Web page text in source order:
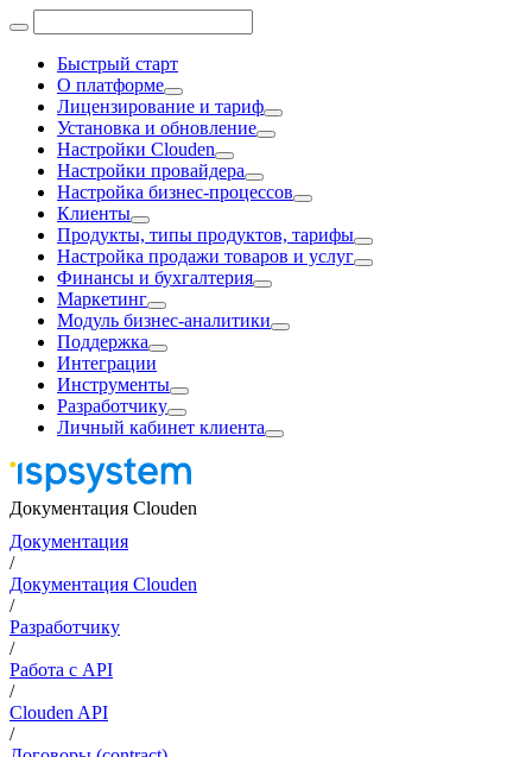
Быстрый старт
О платформе
Лицензирование и тариф
Установка и обновление
Настройки Clouden
Настройки провайдера
Настройка бизнес-процессов
Клиенты
Продукты, типы продуктов, тарифы
Настройка продажи товаров и услуг
Финансы и бухгалтерия
Маркетинг
Модуль бизнес-аналитики
Поддержка
Интеграции
Инструменты
Разработчику
Личный кабинет клиента
Документация Clouden
Документация
/
Документация Clouden
/
Разработчику
/
Работа с API
/
Clouden API
/